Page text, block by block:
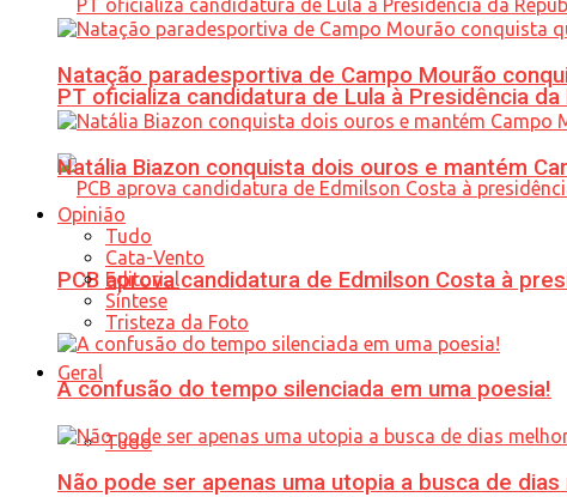
PT oficializa candidatura de Lula à Presidência da
PCB aprova candidatura de Edmilson Costa à
Geral
Tudo
Natação paradesportiva de Campo Mourão
Natália Biazon conquista dois ouros e mantém
Opinião
Tudo
Cata-Vento
Editorial
Síntese
Tristeza da Foto
A confusão do tempo silenciada em uma poesia!
Não pode ser apenas uma utopia a busca de